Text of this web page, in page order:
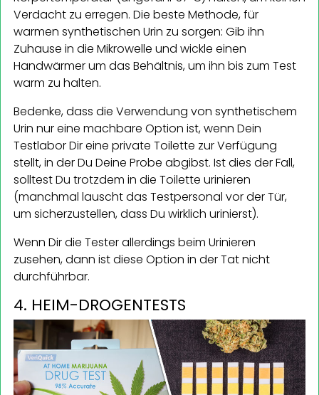
Verdacht zu erregen. Die beste Methode, für
warmen synthetischen Urin zu sorgen: Gib ihn
Zuhause in die Mikrowelle und wickle einen
Handwärmer um das Behältnis, um ihn bis zum Test
warm zu halten.
Bedenke, dass die Verwendung von synthetischem
Urin nur eine machbare Option ist, wenn Dein
Testlabor Dir eine private Toilette zur Verfügung
stellt, in der Du Deine Probe abgibst. Ist dies der Fall,
solltest Du trotzdem in die Toilette urinieren
(manchmal lauscht das Testpersonal vor der Tür,
um sicherzustellen, dass Du wirklich urinierst).
Wenn Dir die Tester allerdings beim Urinieren
zusehen, dann ist diese Option in der Tat nicht
durchführbar.
4. HEIM-DROGENTESTS